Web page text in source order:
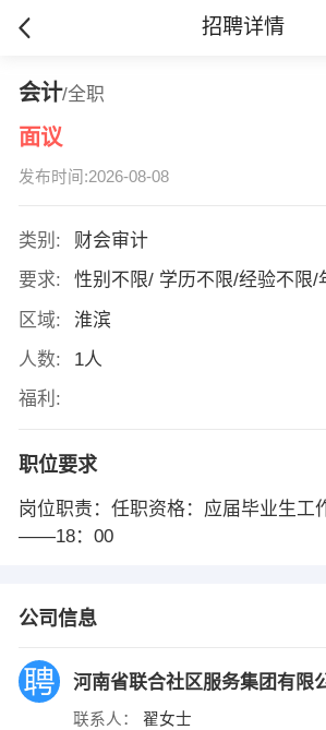
招聘详情
会计/全职
面议
发布时间:2026-08-08
类别:
财会审计
要求:
性别不限/ 学历不限/经验不限/
区域:
淮滨
人数:
1人
福利:
职位要求
岗位职责：任职资格：应届毕业生工
——18：00
公司信息
河南省联合社区服务集团有限
联系人： 翟女士